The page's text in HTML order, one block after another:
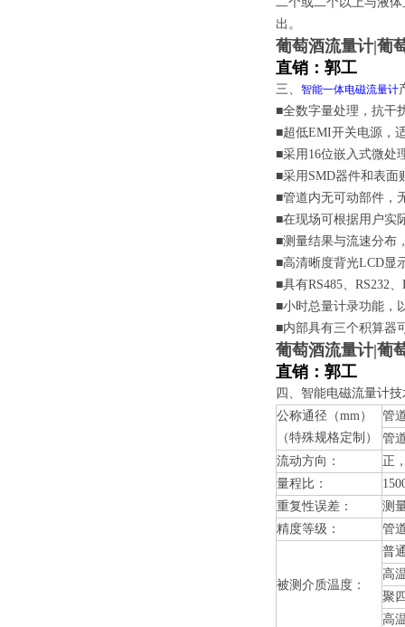
出。
葡萄酒流量计|葡
直销：郭工
三、 智能一体电磁流量计
■全数字量处理，抗干
■超低EMI开关电源，
■采用16位嵌入式微处
■采用SMD器件和表面
■管道内无可动部件，
■在现场可根据用户实
■测量结果与流速分布
■高清晰度背光LCD显
■具有RS485、RS232
■小时总量计录功能，
■内部具有三个积算器
葡萄酒流量计|葡
直销：郭工
四、 智能电磁流量计技
公称通径（mm）
（特殊规格定制）
管
管
流动方向：
正
量程比：
重复性误差：
测
精度等级：
管
被测介质温度：
普
高
聚
高